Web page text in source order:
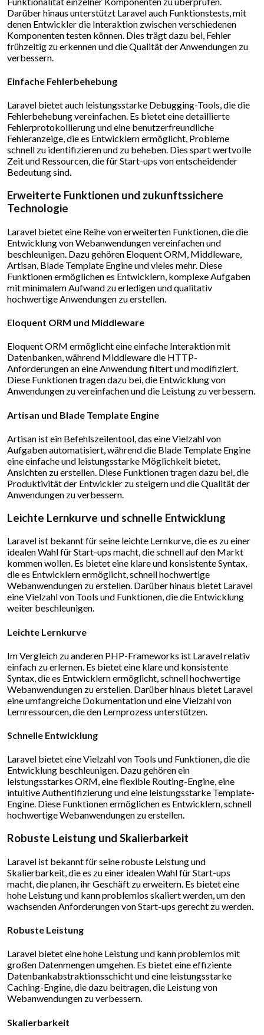
Darüber hinaus unterstützt Laravel auch Funktionstests, mit
denen Entwickler die Interaktion zwischen verschiedenen
Komponenten testen können. Dies trägt dazu bei, Fehler
frühzeitig zu erkennen und die Qualität der Anwendungen zu
verbessern.
Einfache Fehlerbehebung
Laravel bietet auch leistungsstarke Debugging-Tools, die die
Fehlerbehebung vereinfachen. Es bietet eine detaillierte
Fehlerprotokollierung und eine benutzerfreundliche
Fehleranzeige, die es Entwicklern ermöglicht, Probleme
schnell zu identifizieren und zu beheben. Dies spart wertvolle
Zeit und Ressourcen, die für Start-ups von entscheidender
Bedeutung sind.
Erweiterte Funktionen und zukunftssichere
Technologie
Laravel bietet eine Reihe von erweiterten Funktionen, die die
Entwicklung von Webanwendungen vereinfachen und
beschleunigen. Dazu gehören Eloquent ORM, Middleware,
Artisan, Blade Template Engine und vieles mehr. Diese
Funktionen ermöglichen es Entwicklern, komplexe Aufgaben
mit minimalem Aufwand zu erledigen und qualitativ
hochwertige Anwendungen zu erstellen.
Eloquent ORM und Middleware
Eloquent ORM ermöglicht eine einfache Interaktion mit
Datenbanken, während Middleware die HTTP-
Anforderungen an eine Anwendung filtert und modifiziert.
Diese Funktionen tragen dazu bei, die Entwicklung von
Anwendungen zu vereinfachen und die Leistung zu verbessern.
Artisan und Blade Template Engine
Artisan ist ein Befehlszeilentool, das eine Vielzahl von
Aufgaben automatisiert, während die Blade Template Engine
eine einfache und leistungsstarke Möglichkeit bietet,
Ansichten zu erstellen. Diese Funktionen tragen dazu bei, die
Produktivität der Entwickler zu steigern und die Qualität der
Anwendungen zu verbessern.
Leichte Lernkurve und schnelle Entwicklung
Laravel ist bekannt für seine leichte Lernkurve, die es zu einer
idealen Wahl für Start-ups macht, die schnell auf den Markt
kommen wollen. Es bietet eine klare und konsistente Syntax,
die es Entwicklern ermöglicht, schnell hochwertige
Webanwendungen zu erstellen. Darüber hinaus bietet Laravel
eine Vielzahl von Tools und Funktionen, die die Entwicklung
weiter beschleunigen.
Leichte Lernkurve
Im Vergleich zu anderen PHP-Frameworks ist Laravel relativ
einfach zu erlernen. Es bietet eine klare und konsistente
Syntax, die es Entwicklern ermöglicht, schnell hochwertige
Webanwendungen zu erstellen. Darüber hinaus bietet Laravel
eine umfangreiche Dokumentation und eine Vielzahl von
Lernressourcen, die den Lernprozess unterstützen.
Schnelle Entwicklung
Laravel bietet eine Vielzahl von Tools und Funktionen, die die
Entwicklung beschleunigen. Dazu gehören ein
leistungsstarkes ORM, eine flexible Routing-Engine, eine
intuitive Authentifizierung und eine leistungsstarke Template-
Engine. Diese Funktionen ermöglichen es Entwicklern, schnell
hochwertige Webanwendungen zu erstellen.
Robuste Leistung und Skalierbarkeit
Laravel ist bekannt für seine robuste Leistung und
Skalierbarkeit, die es zu einer idealen Wahl für Start-ups
macht, die planen, ihr Geschäft zu erweitern. Es bietet eine
hohe Leistung und kann problemlos skaliert werden, um den
wachsenden Anforderungen von Start-ups gerecht zu werden.
Robuste Leistung
Laravel bietet eine hohe Leistung und kann problemlos mit
großen Datenmengen umgehen. Es bietet eine effiziente
Datenbankabstraktionsschicht und eine leistungsstarke
Caching-Engine, die dazu beitragen, die Leistung von
Webanwendungen zu verbessern.
Skalierbarkeit